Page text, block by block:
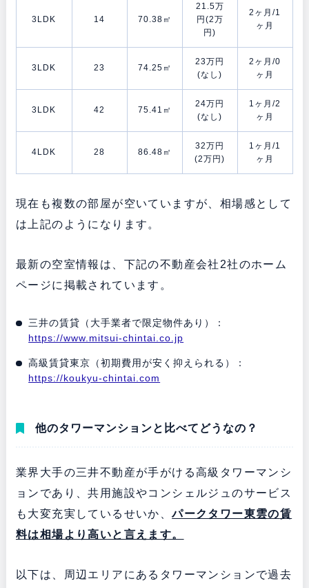
3LDK 14 70.38㎡
21.5万
円(2万
円)
2ヶ月/1
ヶ月
3LDK 23 74.25㎡
23万円
(なし)
2ヶ月/0
ヶ月
3LDK 42 75.41㎡
24万円
(なし)
1ヶ月/2
ヶ月
4LDK 28 86.48㎡
32万円
(2万円)
1ヶ月/1
ヶ月
現在も複数の部屋が空いていますが、相場感として
は上記のようになります。
最新の空室情報は、下記の不動産会社2社のホーム
ページに掲載されています。
三井の賃貸（大手業者で限定物件あり）：
https://www.mitsui-chintai.co.jp
高級賃貸東京（初期費用が安く抑えられる）：
https://koukyu-chintai.com
他のタワーマンションと比べてどうなの？
業界大手の三井不動産が手がける高級タワーマンシ
ョンであり、共用施設やコンシェルジュのサービス
も大変充実しているせいか、パークタワー東雲の賃
料は相場より高いと言えます。
以下は、周辺エリアにあるタワーマンションで過去